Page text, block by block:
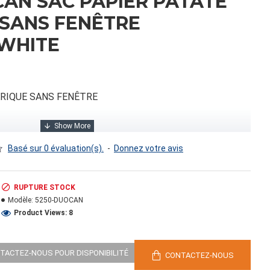
FENÊTRE
SANS FENÊTRE
Basé sur 0 évaluation(s). - Donnez votre avis
RUPTURE STOCK
Modèle: 5250-DUOCAN
Product Views: 8
NOUS POUR DISPONIBILITÉ CONTACTEZ-NOUS